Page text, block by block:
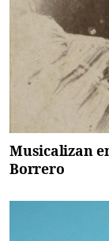
Musicalizan
Borrero